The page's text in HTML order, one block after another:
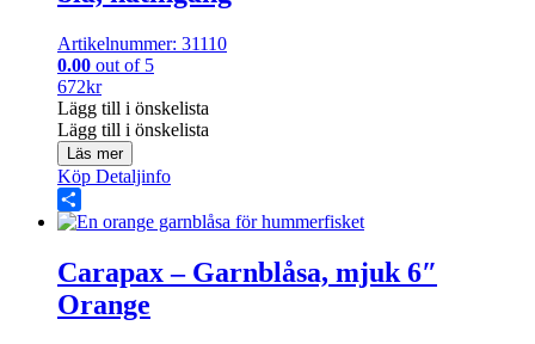
Artikelnummer: 31110
0.00 out of 5
672kr
Lägg till i önskelista
Lägg till i önskelista
Läs mer
Köp Detaljinfo
Share
Carapax – Garnblåsa, mjuk 6″
Orange